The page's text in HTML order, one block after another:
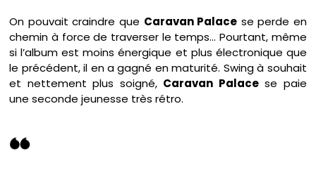
On pouvait craindre que Caravan Palace se perde en
chemin à force de traverser le temps… Pourtant, même
si l’album est moins énergique et plus électronique que
le précédent, il en a gagné en maturité. Swing à souhait
et nettement plus soigné, Caravan Palacese paie
une seconde jeunesse très rétro.